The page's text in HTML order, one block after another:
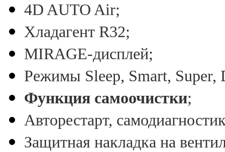
4D AUTO Air;
Хладагент R32;
MIRAGE-дисплей;
Режимы Sleep, Smart, Super,
Функция самоочистки;
Авторестарт,
Защитная накладка на